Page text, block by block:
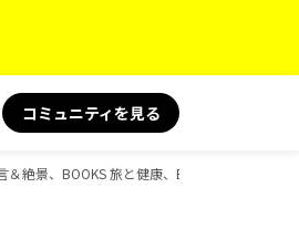
コミュニティを見る
絶景、BOOKS 旅と健康、BOOKS 旅の読み物